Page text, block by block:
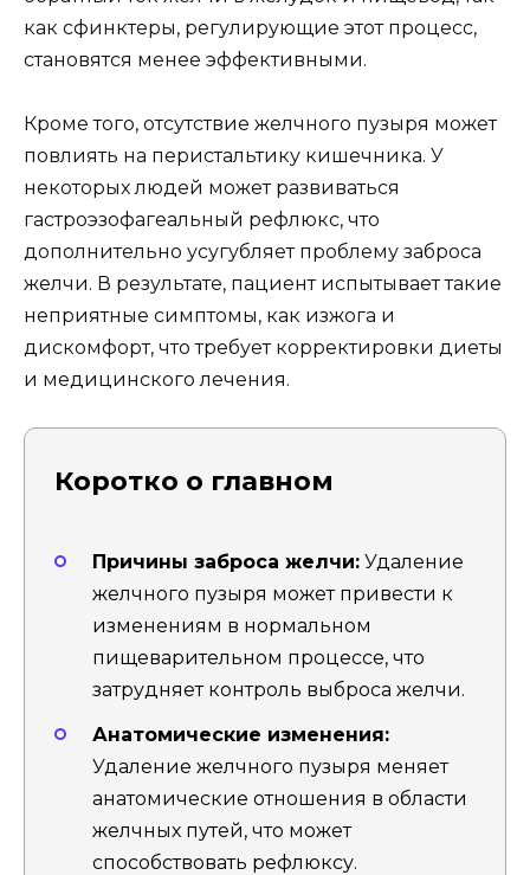
как сфинктеры, регулирующие этот процесс,
становятся менее эффективными.
Кроме того, отсутствие желчного пузыря может
повлиять на перистальтику кишечника. У
некоторых людей может развиваться
гастроэзофагеальный рефлюкс, что
дополнительно усугубляет проблему заброса
желчи. В результате, пациент испытывает такие
неприятные симптомы, как изжога и
дискомфорт, что требует корректировки диеты
и медицинского лечения.
Коротко о главном
Причины заброса желчи: Удаление
желчного пузыря может привести к
изменениям в нормальном
пищеварительном процессе, что
затрудняет контроль выброса желчи.
Анатомические изменения:
Удаление желчного пузыря меняет
анатомические отношения в области
желчных путей, что может
способствовать рефлюксу.